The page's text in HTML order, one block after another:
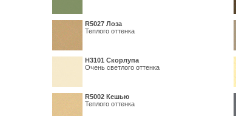
R5027 Лоза
Теплого оттенка
Н3101 Скорлупа
Очень светлого оттенка
R5002 Кешью
Теплого оттенка